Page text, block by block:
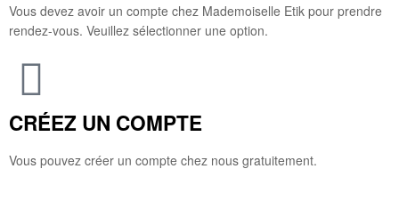
Vous devez avoir un compte chez Mademoiselle Etik pour prendre
rendez-vous. Veuillez sélectionner une option.
CRÉEZ UN COMPTE
Vous pouvez créer un compte chez nous gratuitement.